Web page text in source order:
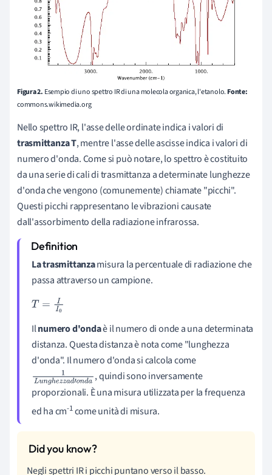
Figura 2. Esempio di uno spettro IR di una molecola organica, l'etanolo.Fonte:
commons.wikimedia.org
Nello spettro IR, l'asse delle ordinate indica i valori di
trasmittanza T, mentre l'asse delle ascisse indica i valori di
numero d'onda. Come si può notare, lo spettro è costituito
da una serie di cali di trasmittanza a determinate lunghezze
d'onda che vengono (comunemente) chiamate "picchi".
Questi picchi rappresentano le vibrazioni causate
dall'assorbimento della radiazione infrarossa.
La trasmittanzamisura la percentuale di radiazione che
passa attraverso un campione.
T= II0
Ilnumero d'ondaè il numero di onde a una determinata
distanza. Questa distanza è nota come "lunghezza
d'onda". Il numero d'onda si calcola come
1Lunghezzad'o
nda
, quindi sono inversamente
proporzionali. È una misura utilizzata per la frequenza
ed ha cm-1come unità di misura.
Negli spettri IR i picchi puntano verso il basso.